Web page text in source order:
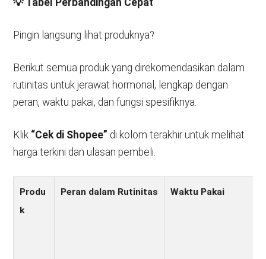
💡 Tabel Perbandingan Cepat
Pingin langsung lihat produknya?
Berikut semua produk yang direkomendasikan dalam
rutinitas untuk jerawat hormonal, lengkap dengan
peran, waktu pakai, dan fungsi spesifiknya.
Klik “Cek di Shopee” di kolom terakhir untuk melihat
harga terkini dan ulasan pembeli.
Produ
k
Peran dalam Rutinitas Waktu Pakai